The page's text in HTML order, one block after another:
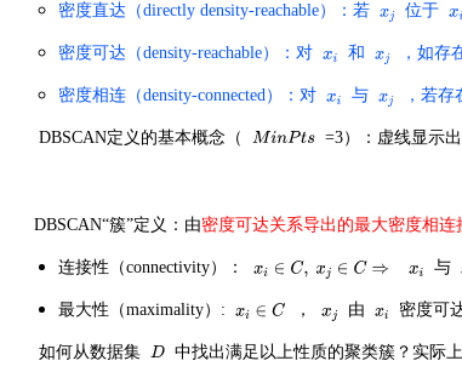
密度直达（directly density-reachable） ：若 位于
密度可达（density-reachable） ：对 和 ，如存
密度相连（density-connected） ：对 与 ，若存
DBSCAN定义的基本概念（ =3）：虚线显示出
DBSCAN“簇”定义：由密度可达关系导出的最大密度相
连接性（connectivity）： 与
最大性（maximality）: ， 由 密度可
如何从数据集 中找出满足以上性质的聚类簇？实际